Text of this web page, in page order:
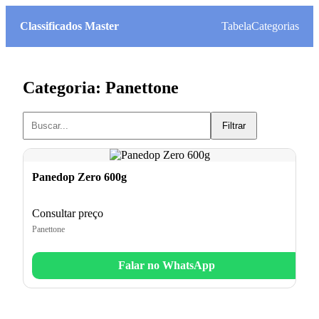
Classificados Master TabelaCategorias
Categoria: Panettone
Filtrar
Panedop Zero 600g
Consultar preço
Panettone
Falar no WhatsApp